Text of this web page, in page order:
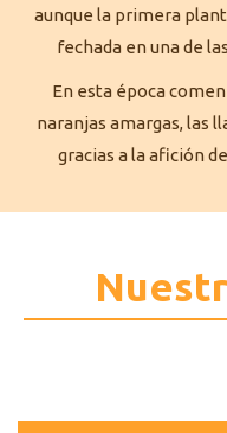
aunque la primera
fechada en una de
En esta época
naranjas amargas, las
gracias a la afición